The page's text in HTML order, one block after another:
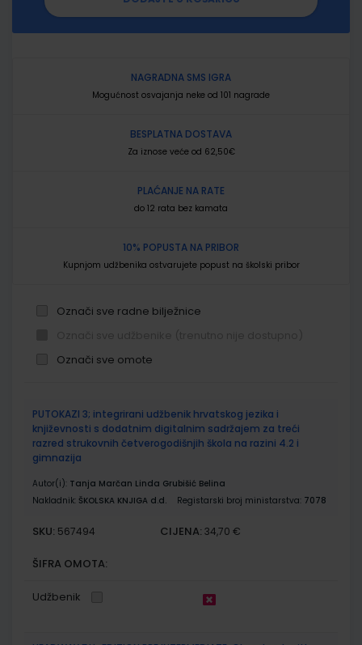
NAGRADNA SMS IGRA
Mogućnost osvajanja neke od 101 nagrade
BESPLATNA DOSTAVA
Za iznose veće od 62,50€
PLAĆANJE NA RATE
do 12 rata bez kamata
10% POPUSTA NA PRIBOR
Kupnjom udžbenika ostvarujete popust na školski pribor
Označi sve radne bilježnice
Označi sve omote
proizvodi
PUTOKAZI 3; integrirani udžbenik hrvatskog jezika i
književnosti s dodatnim digitalnim sadržajem za treći
razred strukovnih četverogodišnjih škola na razini 4.2 i
gimnazija
Autor(i): Tanja Marčan Linda Grubišić Belina
Nakladnik: ŠKOLSKA KNJIGA d.d. Registarski broj ministarstva: 7078
SKU: 567494 CIJENA: 34,70 €
ŠIFRA OMOTA:
Udžbenik